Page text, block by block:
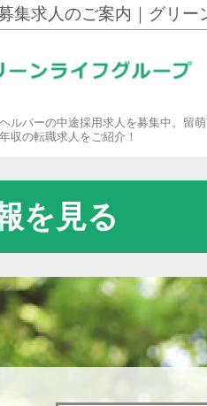
集求人のご案内｜グリー
ルパーの中途採用求人を募集中。
収の転職求人をご紹介！
を見る